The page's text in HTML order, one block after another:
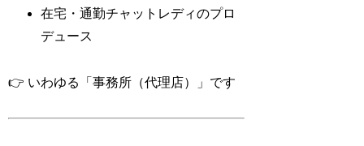
在宅・通勤チャットレディのプロ
デュース
👉 いわゆる「事務所（代理店）」です